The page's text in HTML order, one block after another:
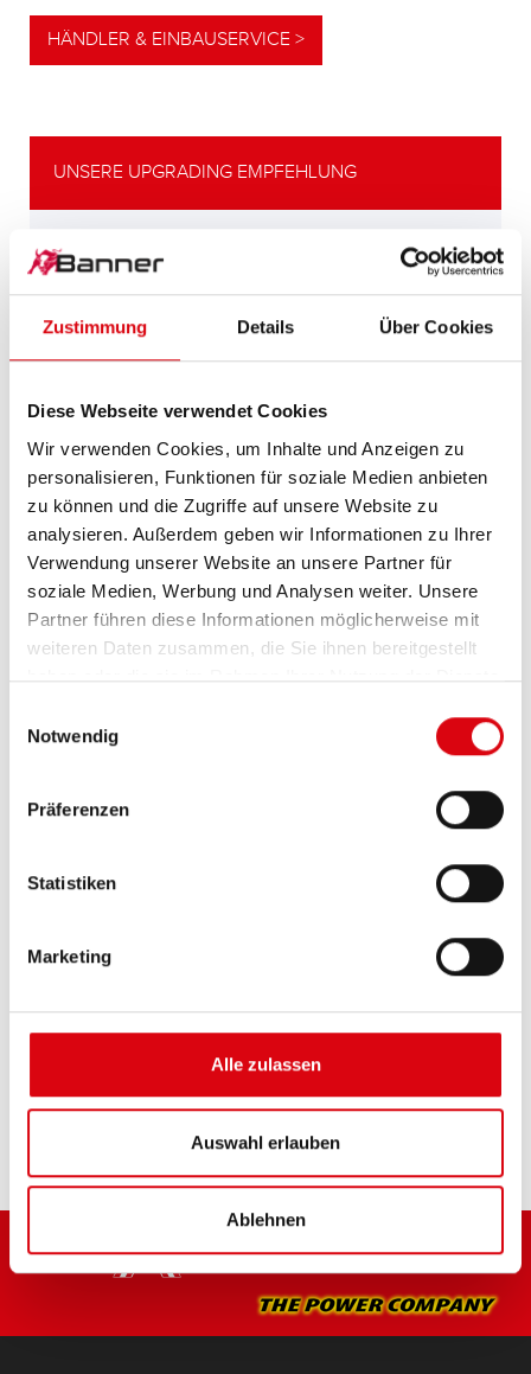
Zustimmung Details Über Cookies
Diese Webseite verwendet Cookies
Wir verwenden Cookies, um Inhalte und Anzeigen zu
personalisieren, Funktionen für soziale Medien anbieten
zu können und die Zugriffe auf unsere Website zu
analysieren. Außerdem geben wir Informationen zu Ihrer
Verwendung unserer Website an unsere Partner für
soziale Medien, Werbung und Analysen weiter. Unsere
Partner führen diese Informationen möglicherweise mit
weiteren Daten zusammen, die Sie ihnen bereitgestellt
haben oder die sie im Rahmen Ihrer Nutzung der Dienste
Notwendig
Präferenzen
Statistiken
Marketing
Alle zulassen
Auswahl erlauben
Ablehnen
HÄNDLER & EINBAUSERVICE >
LEISTUNGSSTARKE
ALTERNATIVE
Energiebedarf bzw. höheren
PRODUKTDETAILS >
EFB 690 17
Die besten und leistungsfähigsten Banner
Vorgaben führender europäischer KFZ-Hersteller.
Originalqualität zum Nachrüsten.
Diese Batterie kaufen:
UNSERE UPGRADING EMPFEHLUNG